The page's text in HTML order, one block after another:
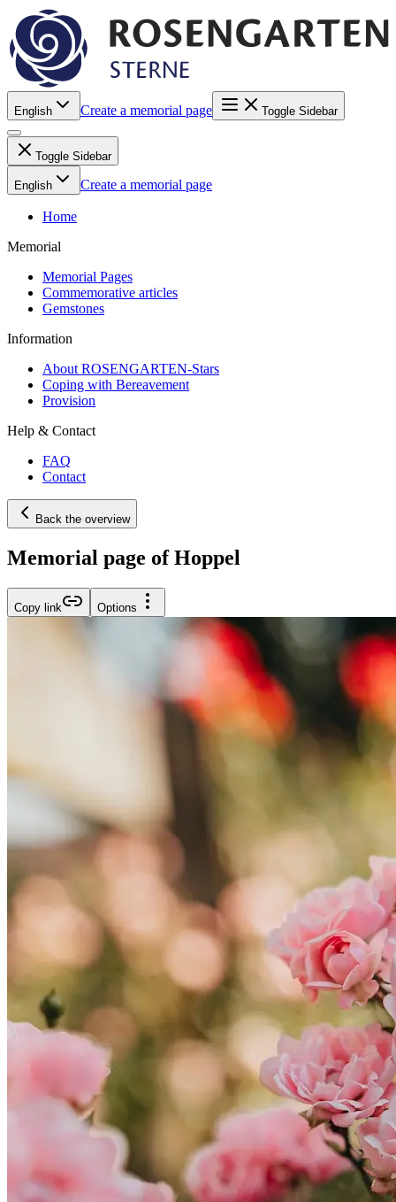
English Create a memorial page Toggle Sidebar
Toggle Sidebar
English Create a memorial page
Home
Memorial
Memorial Pages
Commemorative articles
Gemstones
Information
About ROSENGARTEN-Stars
Coping with Bereavement
Provision
Help & Contact
FAQ
Contact
Back the overview
Memorial page of Hoppel
Copy link Options